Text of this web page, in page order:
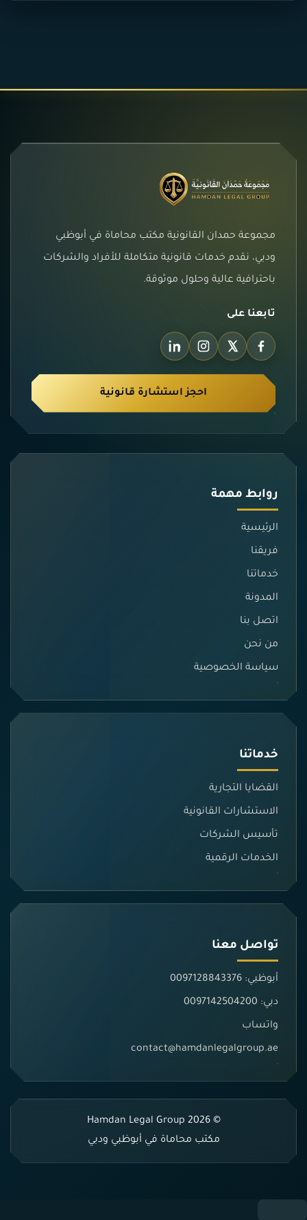
مجموعة حمدان القانونية مكتب محاماة في أبوظبي
ودبي، نقدم خدمات قانونية متكاملة للأفراد والشركات
باحترافية عالية وحلول موثوقة.
تابعنا على
احجز استشارة قانونية
روابط مهمة
الرئيسية
فريقنا
خدماتنا
المدونة
اتصل بنا
من نحن
سياسة الخصوصية
خدماتنا
القضايا التجارية
الاستشارات القانونية
تأسيس الشركات
الخدمات الرقمية
تواصل معنا
أبوظبي: 0097128843376
دبي: 0097142504200
واتساب
contact@hamdanlegalgroup.ae
© 2026 Hamdan Legal Group
مكتب محاماة في أبوظبي ودبي